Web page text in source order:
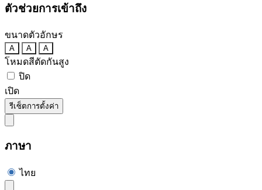
ตัวช่วยการเข้าถึง
ขนาดตัวอักษร
A A A
โหมดสีตัดกันสูง
ปิด
เปิด
รีเซ็ตการตั้งค่า
ภาษา
ไทย